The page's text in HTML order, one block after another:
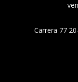
Carrera 77